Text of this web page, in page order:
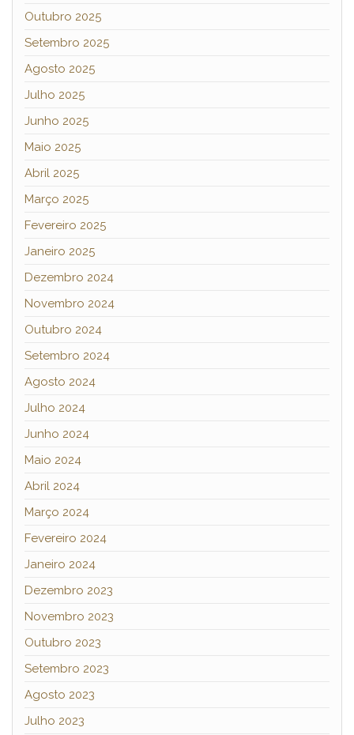
Outubro 2025
Setembro 2025
Agosto 2025
Julho 2025
Junho 2025
Maio 2025
Abril 2025
Março 2025
Fevereiro 2025
Janeiro 2025
Dezembro 2024
Novembro 2024
Outubro 2024
Setembro 2024
Agosto 2024
Julho 2024
Junho 2024
Maio 2024
Abril 2024
Março 2024
Fevereiro 2024
Janeiro 2024
Dezembro 2023
Novembro 2023
Outubro 2023
Setembro 2023
Agosto 2023
Julho 2023